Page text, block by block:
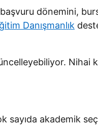
dönemini,
Danışmanlık
Nihai
akademik